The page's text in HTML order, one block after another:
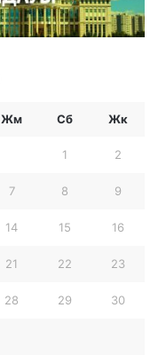
Жм Сб Жк
1 2
7 8 9
14 15 16
21 22 23
28 29 30